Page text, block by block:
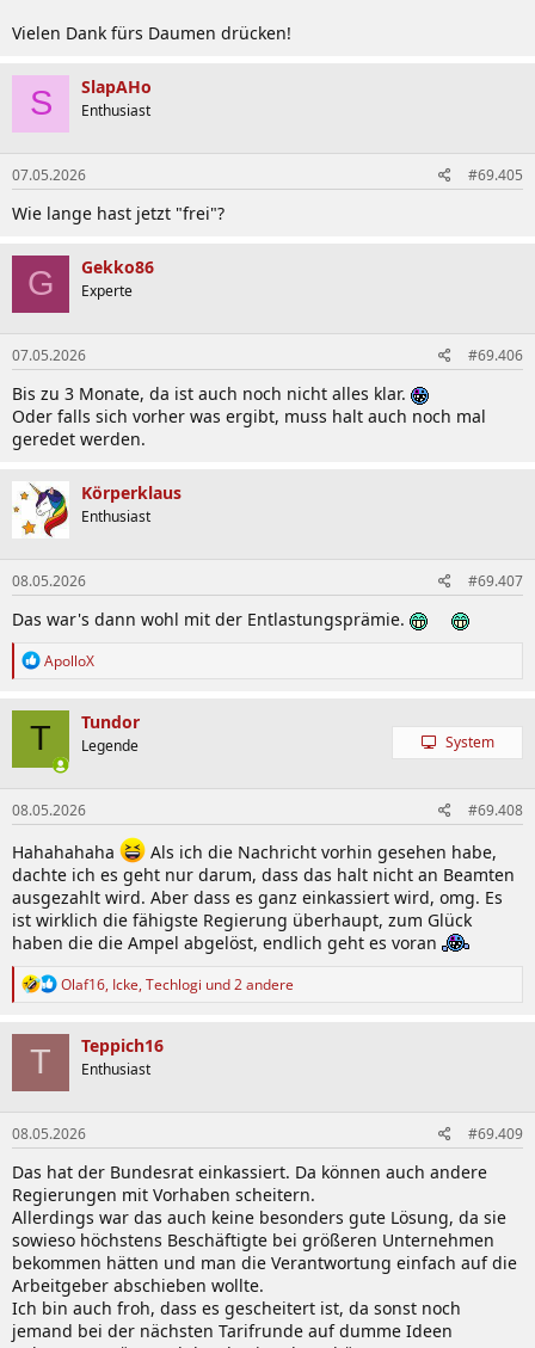
Vielen Dank fürs Daumen drücken!
S SlapAHo
Enthusiast
07.05.2026 #69.405
Wie lange hast jetzt "frei"?
G Gekko86
Experte
07.05.2026 #69.406
Bis zu 3 Monate, da ist auch noch nicht alles klar.
Oder falls sich vorher was ergibt, muss halt auch noch mal
geredet werden.
Körperklaus
Enthusiast
08.05.2026 #69.407
Das war's dann wohl mit der Entlastungsprämie.
R
k
t
o
n
e
n
:
ApolloX
T Tundor
Legende System
08.05.2026 #69.408
Hahahahaha
Als ich die Nachricht vorhin gesehen habe,
dachte ich es geht nur darum, dass das halt nicht an Beamten
ausgezahlt wird. Aber dass es ganz einkassiert wird, omg. Es
ist wirklich die fähigste Regierung überhaupt, zum Glück
haben die die Ampel abgelöst, endlich geht es voran
R
k
o
n
e
n
:
Olaf16, Icke, Techlogi und 2 andere
T Teppich16
Enthusiast
08.05.2026 #69.409
Das hat der Bundesrat einkassiert. Da können auch andere
Regierungen mit Vorhaben scheitern.
Allerdings war das auch keine besonders gute Lösung, da sie
sowieso höchstens Beschäftigte bei größeren Unternehmen
bekommen hätten und man die Verantwortung einfach auf die
Arbeitgeber abschieben wollte.
Ich bin auch froh, dass es gescheitert ist, da sonst noch
jemand bei der nächsten Tarifrunde auf dumme Ideen